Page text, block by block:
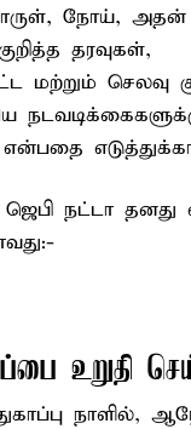
நோய், அதன்
தரவுகள்,
மற்றும் செலவு
நட்டா
உறுதி
நாளில்,